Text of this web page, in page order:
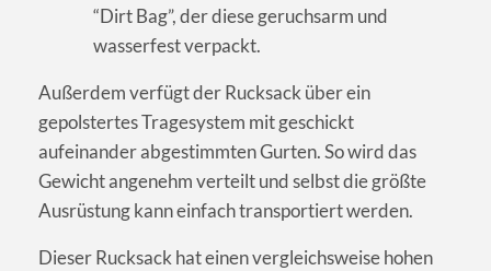
“Dirt Bag”, der diese geruchsarm und
wasserfest verpackt.
Außerdem verfügt der Rucksack über ein
gepolstertes Tragesystem mit geschickt
aufeinander abgestimmten Gurten. So wird das
Gewicht angenehm verteilt und selbst die größte
Ausrüstung kann einfach transportiert werden.
Dieser Rucksack hat einen vergleichsweise hohen